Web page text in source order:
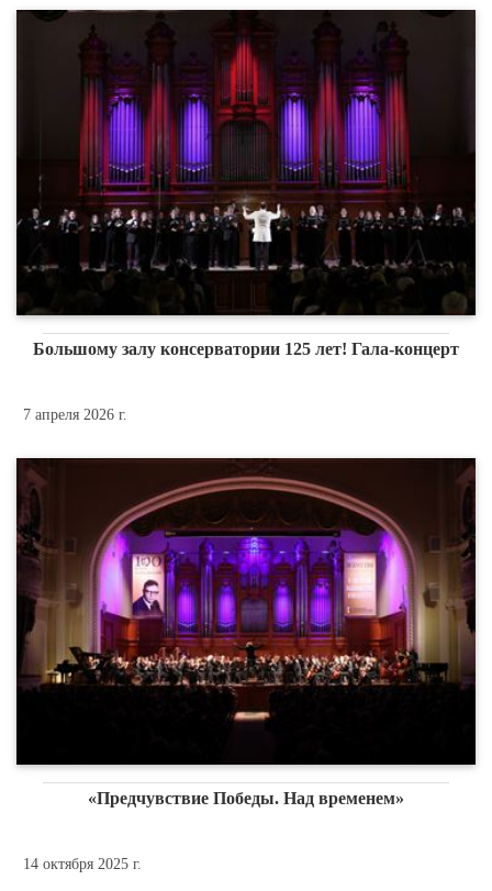
Большому залу консерватории 125 лет! Гала-концерт
7 апреля 2026 г.
«Предчувствие Победы. Над временем»
14 октября 2025 г.